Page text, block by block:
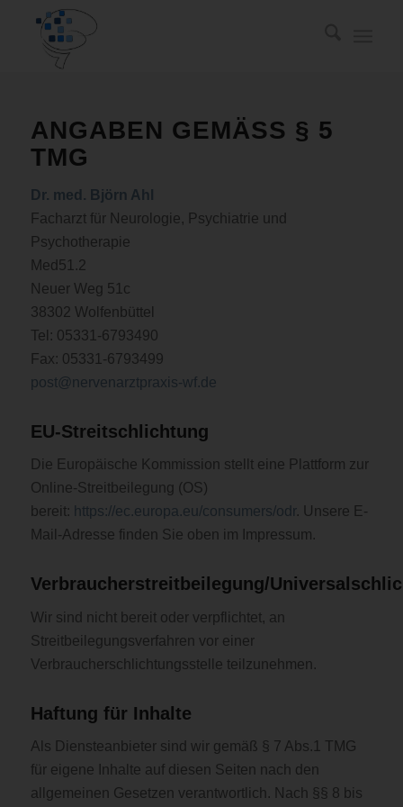
ANGABEN GEMÄSS § 5 T
MG
Dr. med. Björn Ahl
Facharzt für Neurologie, Psychiatrie und
Psychotherapie
Med51.2
Neuer Weg 51c
38302 Wolfenbüttel
Tel: 05331-6793490
Fax: 05331-6793499
post@nervenarztpraxis-wf.de
EU-Streitschlichtung
Die Europäische Kommission stellt eine Plattform zur
Online-Streitbeilegung (OS)
bereit: https://ec.europa.eu/consumers/odr. Unsere E-
Mail-Adresse finden Sie oben im Impressum.
Verbraucherstreitbeilegung/
Wir sind nicht bereit oder verpflichtet, an
Streitbeilegungsverfahren vor einer
Verbraucherschlichtungsstelle teilzunehmen.
Haftung für Inhalte
Als Diensteanbieter sind wir gemäß § 7 Abs.1 TMG
für eigene Inhalte auf diesen Seiten nach den
allgemeinen Gesetzen verantwortlich. Nach §§ 8 bis